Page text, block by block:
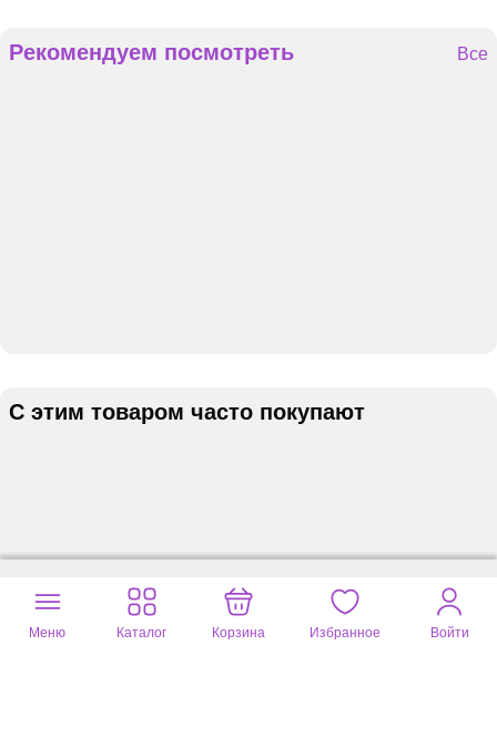
Рекомендуем посмотреть Все
С этим товаром часто покупают
Меню Каталог Корзина Избранное Войти